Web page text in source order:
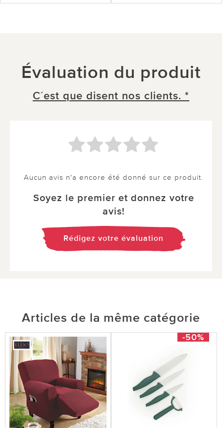
Évaluation du produit
C´est que disent nos clients. *
Aucun avis n'a encore été donné sur ce produit.
Soyez le premier et donnez votre
avis!
Rédigez votre évaluation
Articles de la même catégorie
-50%